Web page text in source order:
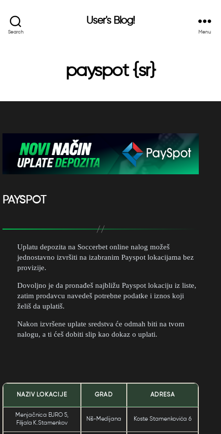
Search
User's Blog!
Menu
payspot {sr}
PAYSPOT
Uplatu depozita na Soccerbet online nalog možeš
jednostavno izvršiti na izabranim Payspot lokacijama bez
provizije.
Dovoljno je da pronađeš najbližu Payspot lokaciju iz liste,
zatim prodavcu navedeš potrebne podatke i iznos koji
želiš da uplatiš.
Nakon izvršene uplate sredstva će odmah biti na tvom
nalogu, a ti ćeš dobiti slip kao dokaz o uplati.
NAZIV LOKACIJE GRAD ADRESA
Menjačnica EURO 5,
Filijala K.Stamenkov
Niš-Medijana Koste Stamenkovića 6